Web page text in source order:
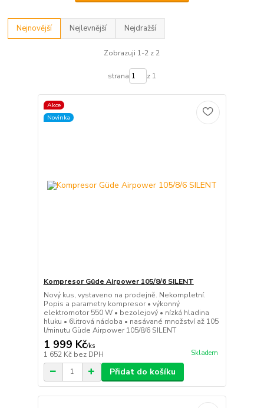
Nejnovější Nejlevnější Nejdražší
Zobrazuji 1-2 z 2
strana z 1
Akce
Novinka
Kompresor Güde Airpower 105/8/6 SILENT
Nový kus, vystaveno na prodejně. Nekompletní.
Popis a parametry kompresor • výkonný
elektromotor 550 W • bezolejový • nízká hladina
hluku • 6litrová nádoba • nasávané množství až 105
l/minutu Güde Airpower 105/8/6 SILENT
1 999 Kč/ks
1 652 Kč bez DPH Skladem
Přidat do košíku